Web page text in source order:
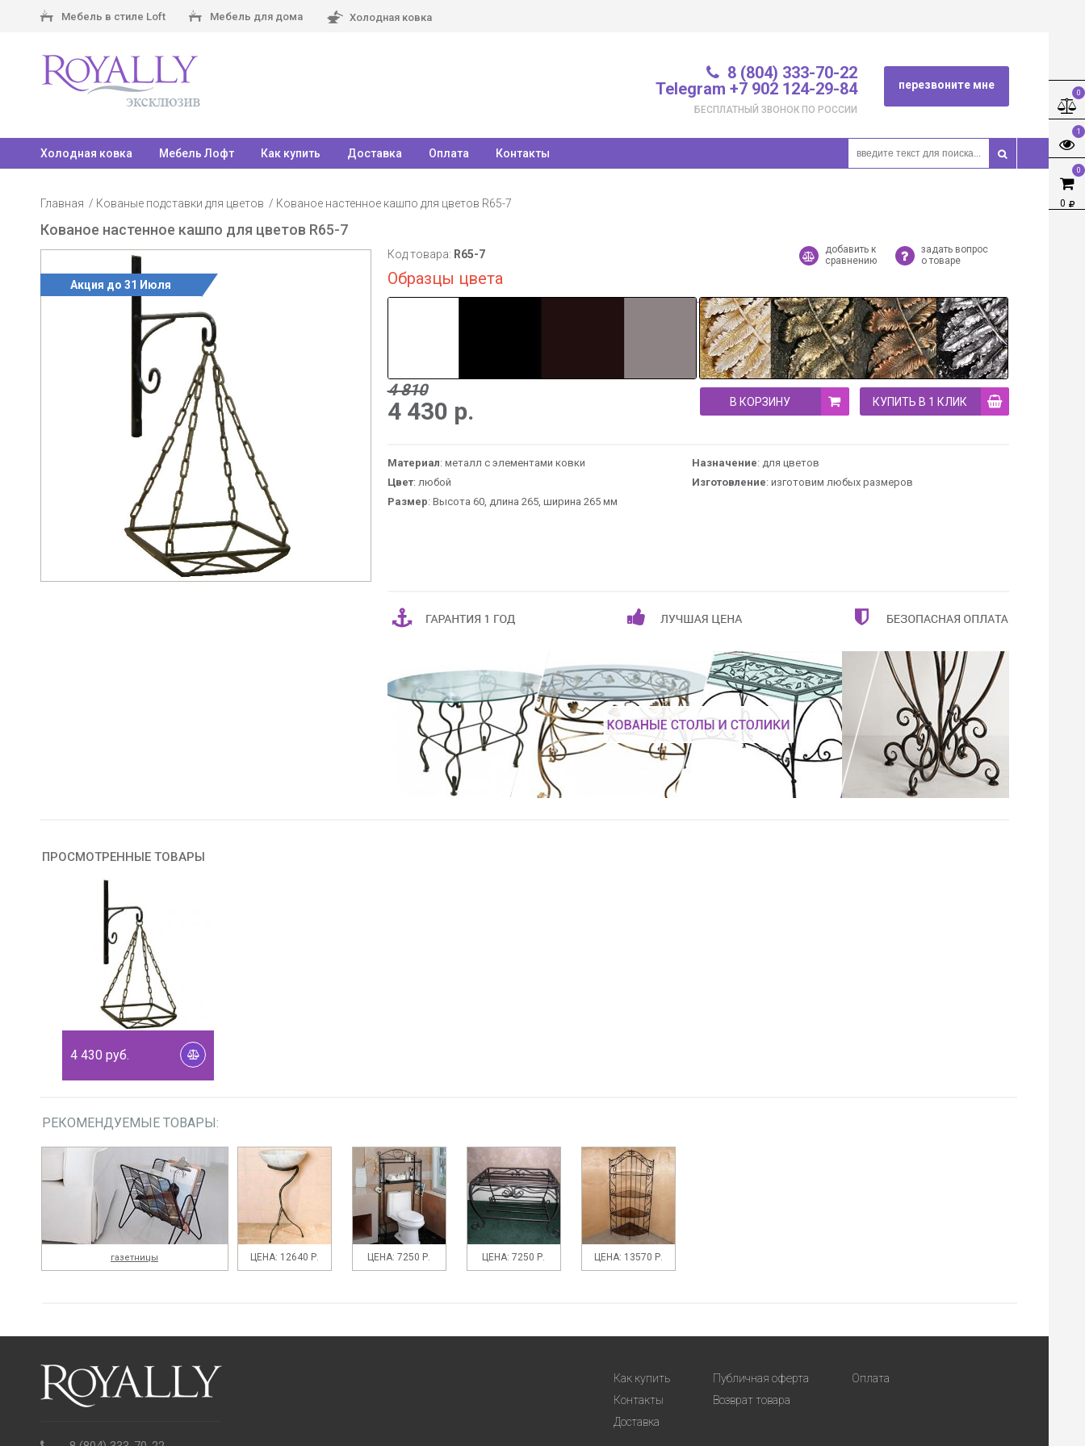
Мебель в стиле Loft Мебель для дома Холодная ковка
0
1
0
0
8 (804) 333-70-22
Telegram +7 902 124-29-84
БЕСПЛАТНЫЙ ЗВОНОК ПО РОССИИ
перезвоните мне
Холодная ковка Мебель Лофт Как купить Доставка Оплата Контакты
Главная Кованые подставки для цветов Кованое настенное кашпо для цветов R65-7
Кованое настенное кашпо для цветов R65-7
Акция до 31 Июля
Код товара: R65-7
добавить к
сравнению
задать вопрос
о товаре
Образцы цвета
4 810
4 430 р. В КОРЗИНУ КУПИТЬ В 1 КЛИК
Материал: металл с элементами ковки Назначение: для цветов
Цвет: любой Изготовление: изготовим любых размеров
Размер: Высота 60, длина 265, ширина 265 мм
ПРОСМОТРЕННЫЕ ТОВАРЫ
4 430 руб.
РЕКОМЕНДУЕМЫЕ ТОВАРЫ:
газетницы ЦЕНА: 12640 Р. ЦЕНА: 7250 Р. ЦЕНА: 7250 Р. ЦЕНА: 13570 Р.
Как купить
Контакты
Доставка
Публичная оферта
Возврат товара
Оплата